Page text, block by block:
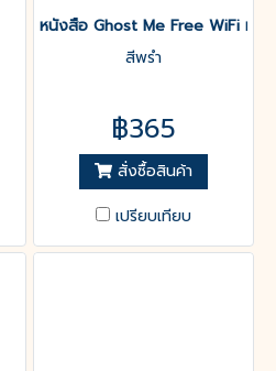
หนังสือ Ghost Me Free WiFi หล
สีพรำ
฿365
สั่งซื้อสินค้า
เปรียบเทียบ